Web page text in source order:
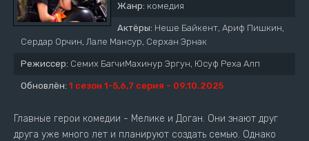
Жанр: комедия
Актёры: Неше Байкент, Ариф Пишкин,
Сердар Орчин, Лале Мансур, Серхан Эрнак
Режиссер: Семих БагчиМахинур Эргун, Юсуф Реха Алп
Обновлён: 1 сезон 1-5,6,7 серия - 09.10.2025
Главные герои комедии - Мелике и Доган. Они знают друг
друга уже много лет и планируют создать семью. Однако